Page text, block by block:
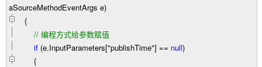
aSourceMethodEventArgs e)
{
// 编程方式给参数赋值
if (e.InputParameters["publishTime"] == null)
{